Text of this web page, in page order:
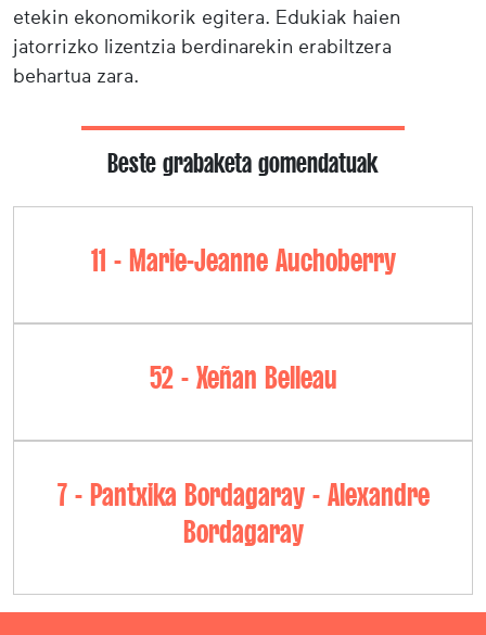
etekin ekonomikorik egitera. Edukiak haien
jatorrizko lizentzia berdinarekin erabiltzera
behartua zara.
Beste grabaketa gomendatuak
11 - Marie-Jeanne Auchoberry
52 - Xeñan Belleau
7 - Pantxika Bordagaray - Alexandre
Bordagaray